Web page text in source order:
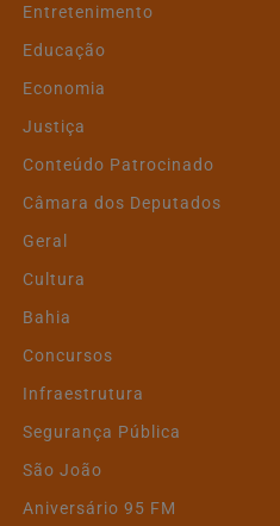
Entretenimento
Educação
Economia
Justiça
Conteúdo Patrocinado
Câmara dos Deputados
Geral
Cultura
Bahia
Concursos
Infraestrutura
Segurança Pública
São João
Aniversário 95 FM